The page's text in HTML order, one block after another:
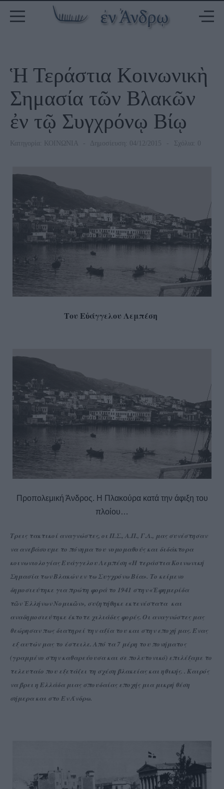
Ἡ Τεράστια Κοινωνικὴ
Σημασία τῶν Βλακῶν
ἐν τῷ Συγχρόνῳ Βίῳ
Κατηγορία: ΚΟΙΝΩΝΙΑ Δημοσίευση: 04/12/2015 Σχόλια: 0
Του Εὐάγγελου Λεμπέση
Προπολεμική Άνδρος. Η Πλακούρα κατά την άφιξη του
πλοίου…
Τρεις τακτικοί αναγνώστες, οι Π.Σ., Α.Π., Γ.Λ., μας συνέστησαν
να ανεβάσουμε το πόνημα του νομομαθούς και διδάκτορα
κοινωνιολογίας Ευάγγελου Λεμπέση «Η τεράστια Κοινωνική
Σημασία των Βλακών εν τω Συγχρόνω Βία». Το κείμενο
δημοσιεύτηκε για πρώτη φορά το 1941 στην « Ἐφημερίδα
τῶ ν Ἑλλήνων Νομικῶ ν», συζητήθηκε εκτενέστατα και
αναδημοσιεύτηκε έκτοτε χιλιάδες φορές. Οι αναγνώστες μας
θεώρησαν πως διατηρεί την αξία του και στην εποχή μας. Ένας
εξ αυτών μας το έστειλε. Από τα 7 μέρη του πονήματος
(γραμμένο στην καθαρεύουσα και σε πολυτονικό) επιλέξαμε το
τελευταίο που εξετάζει τη σχέση βλακείας και ηθικής. . Καιρός
να βρει η Ελλάδα μιας σπουδαίας εποχής μια μικρή θέση
σήμερα και στο Εν Άνδρω.